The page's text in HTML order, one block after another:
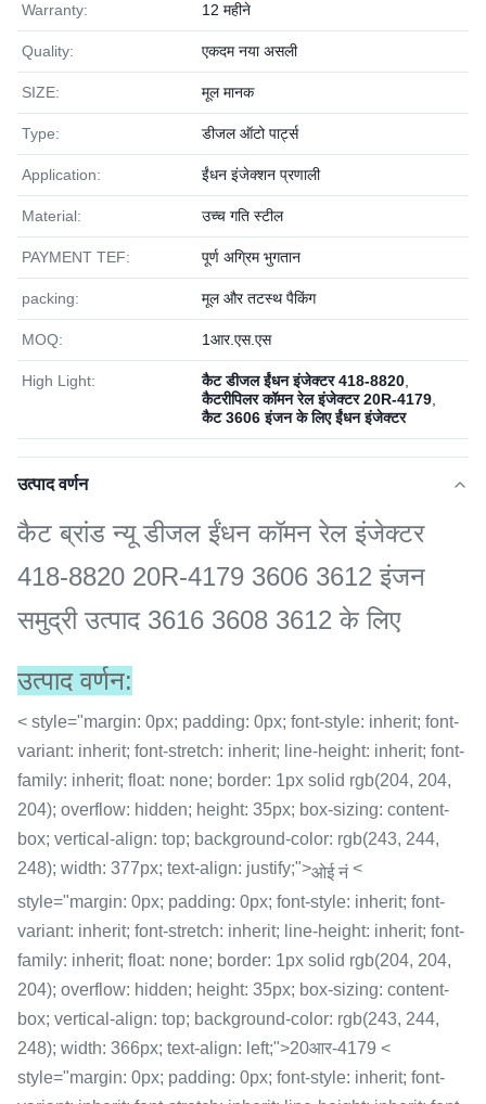
Warranty: 12 महीने
Quality: एकदम नया असली
SIZE: मूल मानक
Type: डीजल ऑटो पार्ट्स
Application: ईंधन इंजेक्शन प्रणाली
Material: उच्च गति स्टील
PAYMENT TEF: पूर्ण अग्रिम भुगतान
packing: मूल और तटस्थ पैकिंग
MOQ: 1आर.एस.एस
High Light: कैट डीजल ईंधन इंजेक्टर 418-8820
कैटरीपिलर कॉमन रेल इंजेक्टर 20R-4179
कैट 3606 इंजन के लिए ईंधन इंजेक्टर
उत्पाद वर्णन
कैट ब्रांड न्यू डीजल ईंधन कॉमन रेल इंजेक्टर
418-8820 20R-4179 3606 3612 इंजन
समुद्री उत्पाद 3616 3608 3612 के लिए
उत्पाद वर्णन:
< style="margin: 0px; padding: 0px; font-style: inherit; font-
variant: inherit; font-stretch: inherit; line-height: inherit; font-
family: inherit; float: none; border: 1px solid rgb(204, 204,
204); overflow: hidden; height: 35px; box-sizing: content-
box; vertical-align: top; background-color: rgb(243, 244,
248); width: 377px; text-align: justify;">ओई नं<
style="margin: 0px; padding: 0px; font-style: inherit; font-
variant: inherit; font-stretch: inherit; line-height: inherit; font-
family: inherit; float: none; border: 1px solid rgb(204, 204,
204); overflow: hidden; height: 35px; box-sizing: content-
box; vertical-align: top; background-color: rgb(243, 244,
248); width: 366px; text-align: left;">20आर-4179 <
style="margin: 0px; padding: 0px; font-style: inherit; font-